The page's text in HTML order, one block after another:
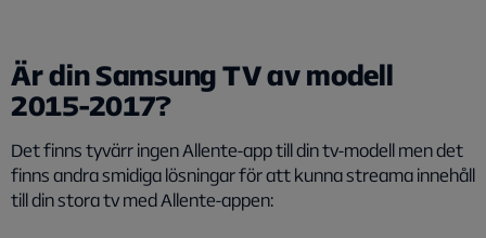
Är din Samsung TV av modell
2015-2017?
Det finns tyvärr ingen Allente-app till din tv-modell men det
finns andra smidiga lösningar för att kunna streama innehåll
till din stora tv med Allente-appen: